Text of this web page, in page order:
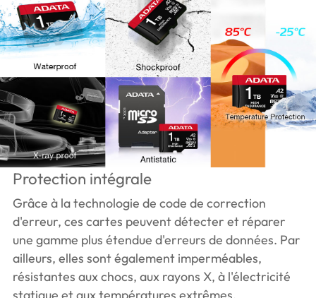
Protection intégrale
Grâce à la technologie de code de correction
d'erreur, ces cartes peuvent détecter et réparer
une gamme plus étendue d'erreurs de données. Par
ailleurs, elles sont également imperméables,
résistantes aux chocs, aux rayons X, à l'électricité
statique et aux températures extrêmes.